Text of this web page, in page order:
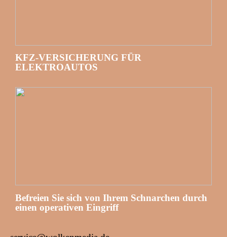
KFZ-VERSICHERUNG FÜR
ELEKTROAUTOS
Befreien Sie sich von Ihrem Schnarchen durch
einen operativen Eingriff